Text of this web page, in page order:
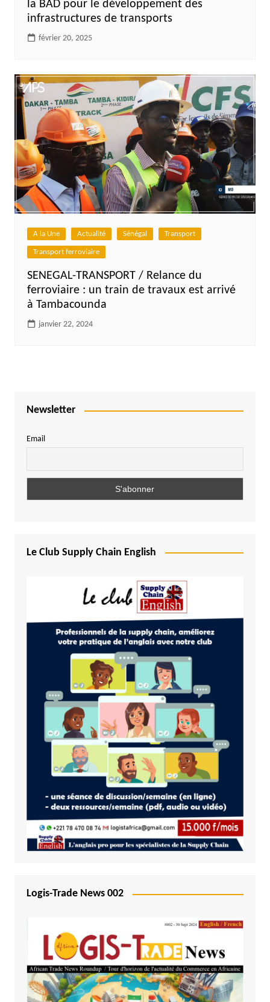
la BAD pour le développement des
infrastructures de transports
février 20, 2025
A la Une Actualité Sénégal Transport
Transport ferroviaire
SENEGAL-TRANSPORT / Relance du
ferroviaire : un train de travaux est arrivé
à Tambacounda
janvier 22, 2024
Newsletter
Email
Le Club Supply Chain English
Logis-Trade News 002